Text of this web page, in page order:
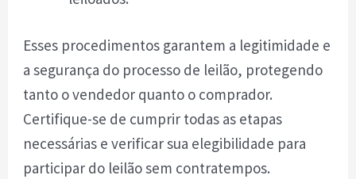
Esses procedimentos garantem a legitimidade e
a segurança do processo de leilão, protegendo
tanto o vendedor quanto o comprador.
Certifique-se de cumprir todas as etapas
necessárias e verificar sua elegibilidade para
participar do leilão sem contratempos.